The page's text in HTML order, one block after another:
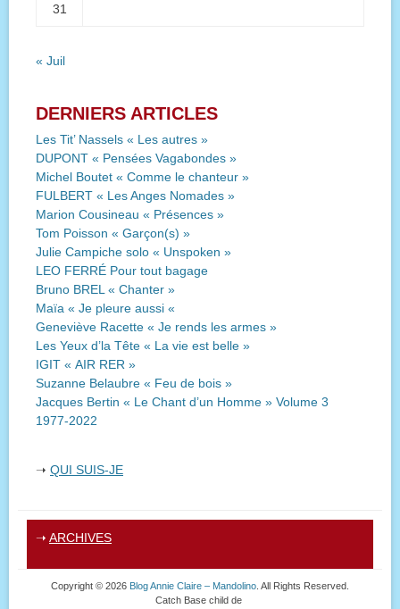
31
« Juil
DERNIERS ARTICLES
Les Tit’ Nassels « Les autres »
DUPONT « Pensées Vagabondes »
Michel Boutet « Comme le chanteur »
FULBERT « Les Anges Nomades »
Marion Cousineau « Présences »
Tom Poisson « Garçon(s) »
Julie Campiche solo « Unspoken »
LEO FERRÉ Pour tout bagage
Bruno BREL « Chanter »
Maïa « Je pleure aussi «
Geneviève Racette « Je rends les armes »
Les Yeux d’la Tête « La vie est belle »
IGIT « AIR RER »
Suzanne Belaubre « Feu de bois »
Jacques Bertin « Le Chant d’un Homme » Volume 3
1977-2022
➝ QUI SUIS-JE
➝ ARCHIVES
Copyright © 2026 Blog Annie Claire – Mandolino . All Rights Reserved.
Catch Base child de